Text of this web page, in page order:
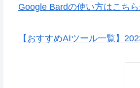
Google Bardの使い方はこちら
【おすすめAIツール一覧】